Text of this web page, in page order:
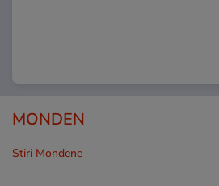
MONDEN
Stiri Mondene